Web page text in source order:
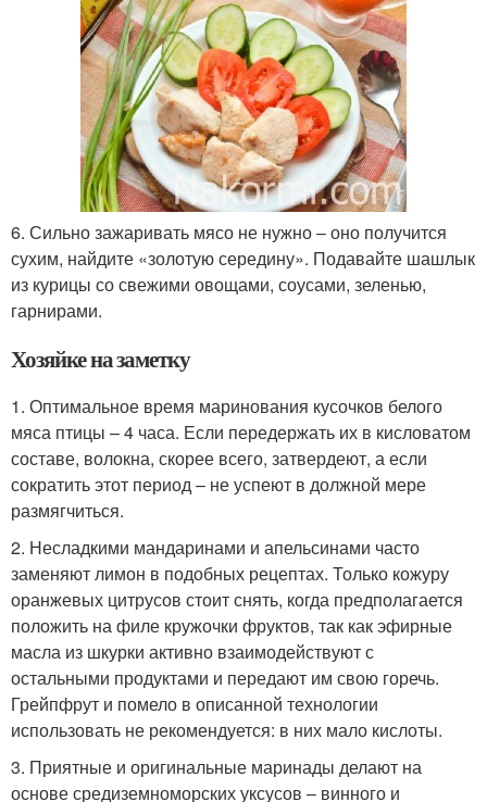
6. Сильно зажаривать мясо не нужно – оно получится
сухим, найдите «золотую середину». Подавайте шашлык
из курицы со свежими овощами, соусами, зеленью,
гарнирами.
Хозяйке на заметку
1. Оптимальное время маринования кусочков белого
мяса птицы – 4 часа. Если передержать их в кисловатом
составе, волокна, скорее всего, затвердеют, а если
сократить этот период – не успеют в должной мере
размягчиться.
2. Несладкими мандаринами и апельсинами часто
заменяют лимон в подобных рецептах. Только кожуру
оранжевых цитрусов стоит снять, когда предполагается
положить на филе кружочки фруктов, так как эфирные
масла из шкурки активно взаимодействуют с
остальными продуктами и передают им свою горечь.
Грейпфрут и помело в описанной технологии
использовать не рекомендуется: в них мало кислоты.
3. Приятные и оригинальные маринады делают на
основе средиземноморских уксусов – винного и